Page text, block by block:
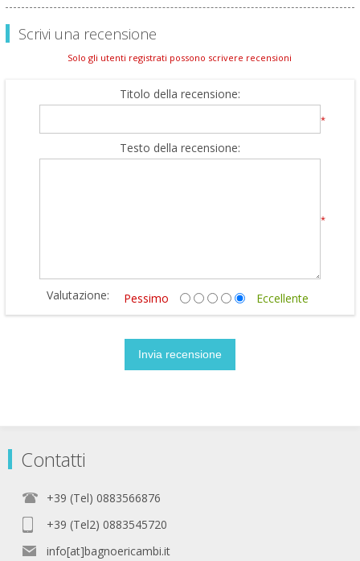
Scrivi una recensione
Solo gli utenti registrati possono scrivere recensioni
Titolo della recensione:
*
Testo della recensione:
*
Valutazione: Pessimo Eccellente
Contatti
+39 (Tel) 0883566876
+39 (Tel2) 0883545720
info[at]bagnoericambi.it